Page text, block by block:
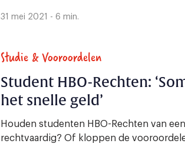
31 mei 2021 - 6 min.
Studie & Vooroordelen
Student HBO-Rechten:
het snelle geld’
Houden studenten HBO-Rechten van
rechtvaardig? Of kloppen de